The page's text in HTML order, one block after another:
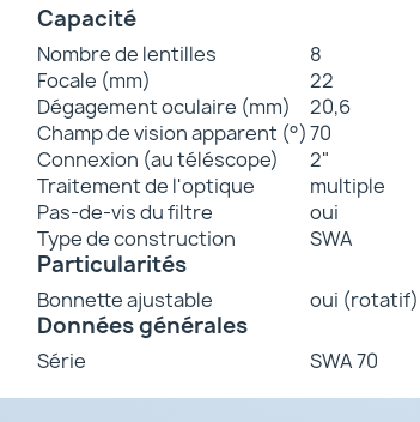
Capacité
Nombre de lentilles
8
Focale (mm)
22
Dégagement oculaire (mm)
20,6
Champ de vision apparent (°)70
Connexion (au téléscope)
2"
Traitement de l'optique
multiple
Pas-de-vis du filtre
oui
Type de construction
SWA
Particularités
Bonnette ajustable oui (rotatif)
Données générales
Série SWA 70